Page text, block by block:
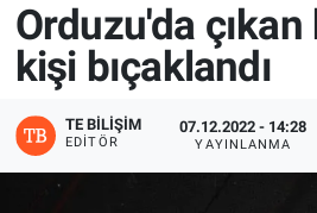
Orduzu'da
kişi bıçaklandı
TE BILIŞIM
EDITÖR
07.12.2022 - 14:28
YAYINLANMA
EKONOMİ
Son Dakika Haberleri
Haber Arşivi